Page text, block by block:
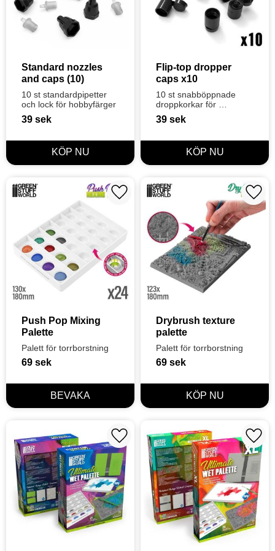
Standard nozzles
and caps (10)
10 st standardpipetter
och lock för hobbyfärger
39 sek
Flip-top dropper
caps x10
10 st snabböppnade
droppkorkar för
hobbyfärger
39 sek
Push Pop Mixing
Palette
Palett för torrborstning
69 sek
Lägg till i favoriter
Drybrush texture
palette
Palett för torrborstning
69 sek
Lägg till i favoriter